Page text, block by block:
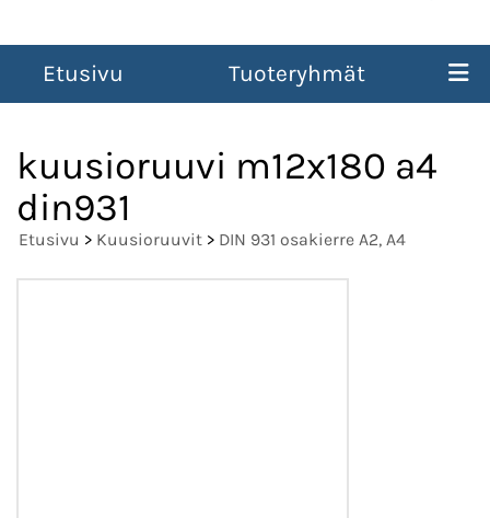
Etusivu Tuoteryhmät
kuusioruuvi m12x180 a4
din931
Etusivu > Kuusioruuvit > DIN 931 osakierre A2, A4